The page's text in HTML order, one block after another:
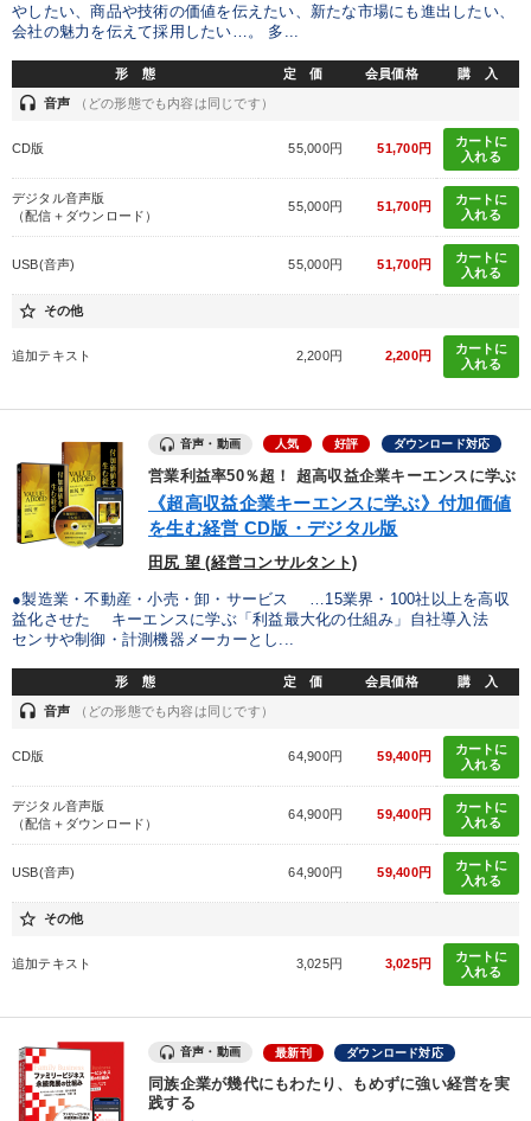
※「更新」を押すと「カテゴリー」「目的別」「キーワード」を更新いただけます。
タグから探す 更新する
タグ・キーワード
通信販売 トレンド 未来先見 テレビ・ネットで話題
株式投資 SNS活用 入門篇 SDGs
後継者 思考法 インバウンド ベンチャー
生産性向上 コロナ禍対策 仕組み AI
労務問題・人事対策
※「更新」を押すと「タグ・キーワード」を更新いただけます。
やしたい、商品や技術の価値を伝えたい、新たな市場にも進出したい、
会社の魅力を伝えて採用したい…。 多...
形 態 定 価 会員価格 購 入
headset 音声 （どの形態でも内容は同じです）
CD版 55,000円 51,700円
カートに
入れる
デジタル音声版
（配信＋ダウンロード）
55,000円 51,700円
カートに
入れる
USB(音声) 55,000円 51,700円
カートに
入れる
star_border その他
追加テキスト 2,200円 2,200円
カートに
入れる
音声・動画 人気 好評 ダウンロード対応
営業利益率50％超！ 超高収益企業キーエンスに学ぶ
《超高収益企業キーエンスに学ぶ》付加価値
を生む経営 CD版・デジタル版
田尻 望 (経営コンサルタント)
●製造業・不動産・小売・卸・サービス …15業界・100社以上を高収
益化させた キーエンスに学ぶ「利益最大化の仕組み」自社導入法
センサや制御・計測機器メーカーとし...
形 態 定 価 会員価格 購 入
headset 音声 （どの形態でも内容は同じです）
CD版 64,900円 59,400円
カートに
入れる
デジタル音声版
（配信＋ダウンロード）
64,900円 59,400円
カートに
入れる
USB(音声) 64,900円 59,400円
カートに
入れる
star_border その他
追加テキスト 3,025円 3,025円
カートに
入れる
音声・動画 最新刊 ダウンロード対応
同族企業が幾代にもわたり、もめずに強い経営を実
践する